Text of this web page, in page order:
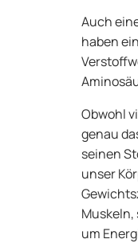
Auch
haben
Obwohl
genau
seinen
unser
Muskeln,
um